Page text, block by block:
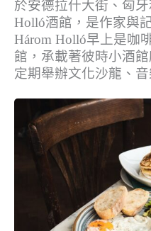
於安德拉什大街、匈
Holló酒館，是作家與
Három Holló早上是咖
館，承載著彼時小酒
定期舉辦文化沙龍、